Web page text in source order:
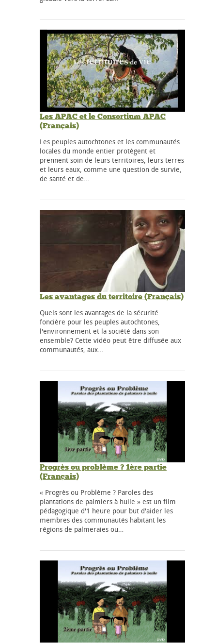
Les APAC et le Consortium APAC
(Français)
Les peuples autochtones et les communautés
locales du monde entier protègent et
prennent soin de leurs territoires, leurs terres
et leurs eaux, comme une question de survie,
de santé et de…
Les avantages du territoire (Français)
Quels sont les avantages de la sécurité
foncière pour les peuples autochtones,
l'environnement et la société dans son
ensemble? Cette vidéo peut être diffusée aux
communautés, aux…
Progrès ou problème ? 1ère partie
(Français)
« Progrès ou Problème ? Paroles des
plantations de palmiers à huile » est un film
pédagogique d'1 heure pour but d'aider les
membres des communautés habitant les
régions de palmeraies ou…